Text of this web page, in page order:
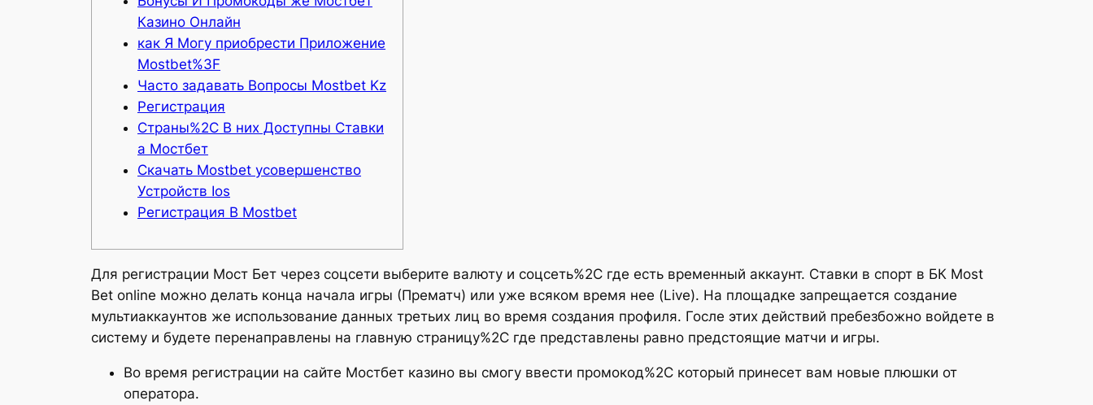
Казино Онлайн
как Я Могу приобрести Приложение
Mostbet%3F
Часто задавать Вопросы Mostbet Kz
Регистрация
Страны%2C В них Доступны Ставки
а Мостбет
Скачать Mostbet усовершенство
Устройств Ios
Регистрация В Mostbet
Для регистрации Мост Бет через соцсети выберите валюту и соцсеть%2C где есть временный аккаунт. Ставки в спорт в БК Most
Bet online можно делать конца начала игры (Прематч) или уже всяком время нее (Live). На площадке запрещается создание
мультиаккаунтов же использование данных третьих лиц во время создания профиля. Госле этих действий пребезбожно войдете в
систему и будете перенаправлены на главную страницу%2C где представлены равно предстоящие матчи и игры.
Во время регистрации на сайте Мостбет казино вы смогу ввести промокод%2C который принесет вам новые плюшки от
оператора.